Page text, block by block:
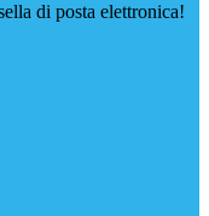
di posta elettronica!